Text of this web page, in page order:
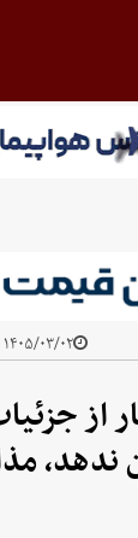
۱۴۰۵/۰۳/۰۲ - ۲۰:۲۰
از
ندهد،